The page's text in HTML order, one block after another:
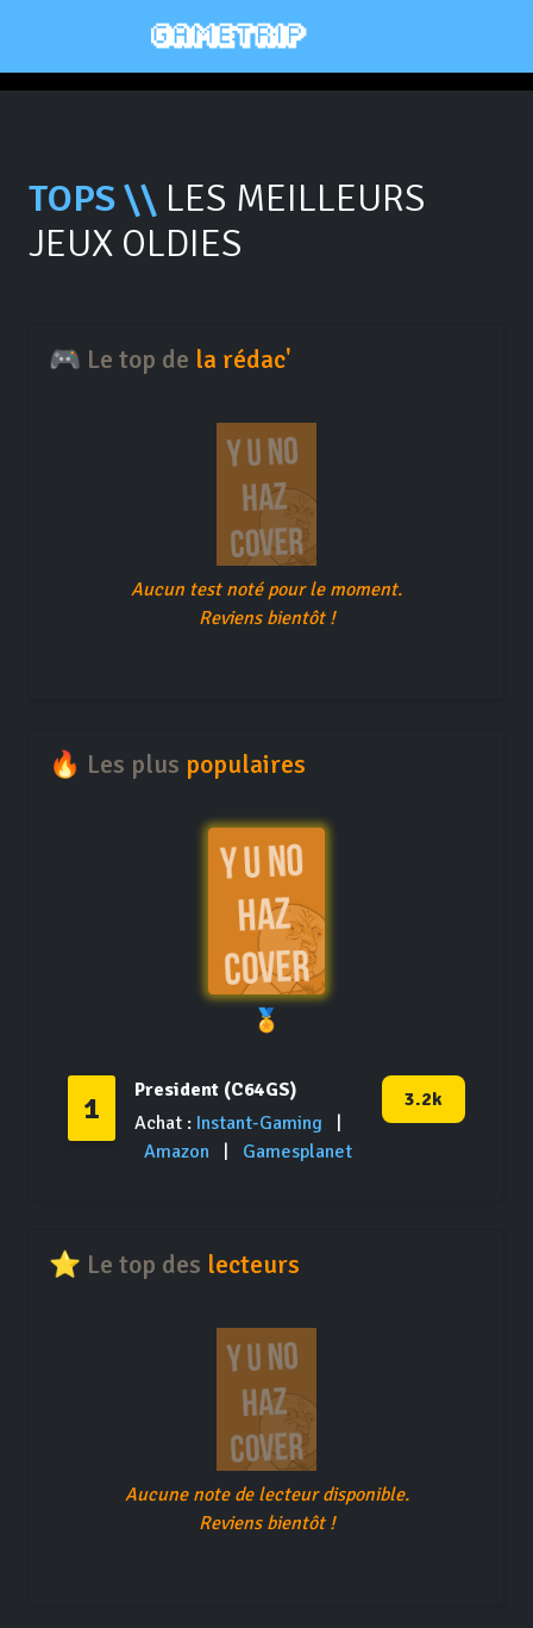
TOPS \\ LES MEILLEURS
JEUX OLDIES
🎮 Le top de la rédac'
Aucun test noté pour le moment.
Reviens bientôt !
🔥 Les plus populaires
🏅
1
President (C64GS)
Achat : Instant-Gaming
Amazon
Gamesplanet
3.2k
⭐ Le top des lecteurs
Aucune note de lecteur disponible.
Reviens bientôt !